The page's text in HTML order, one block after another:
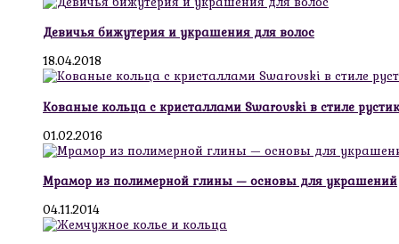
Девичья бижутерия и украшения для волос
18.04.2018
Кованые кольца с кристаллами Swarovski в стиле рустик
01.02.2016
Мрамор из полимерной глины — основы для украшений
04.11.2014